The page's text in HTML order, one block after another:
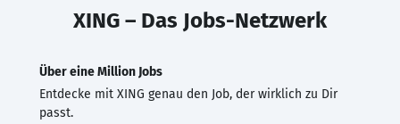
XING – Das Jobs-Netzwerk
Über eine Million Jobs
Entdecke mit XING genau den Job, der wirklich zu Dir
passt.